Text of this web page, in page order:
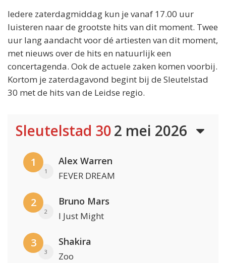
Iedere zaterdagmiddag kun je vanaf 17.00 uur
luisteren naar de grootste hits van dit moment. Twee
uur lang aandacht voor dé artiesten van dit moment,
met nieuws over de hits en natuurlijk een
concertagenda. Ook de actuele zaken komen voorbij.
Kortom je zaterdagavond begint bij de Sleutelstad
30 met de hits van de Leidse regio.
Sleutelstad 302 mei 2026
1
1
Alex Warren
FEVER DREAM
2
2
Bruno Mars
I Just Might
3
3
Shakira
Zoo